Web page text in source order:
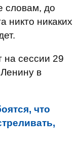
словам, до
никто никаких
на сессии 29
в
что